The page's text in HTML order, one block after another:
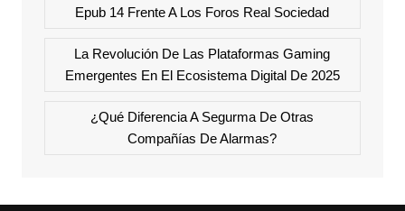
Epub 14 Frente A Los Foros Real Sociedad
La Revolución De Las Plataformas Gaming
Emergentes En El Ecosistema Digital De 2025
¿Qué Diferencia A Segurma De Otras
Compañías De Alarmas?